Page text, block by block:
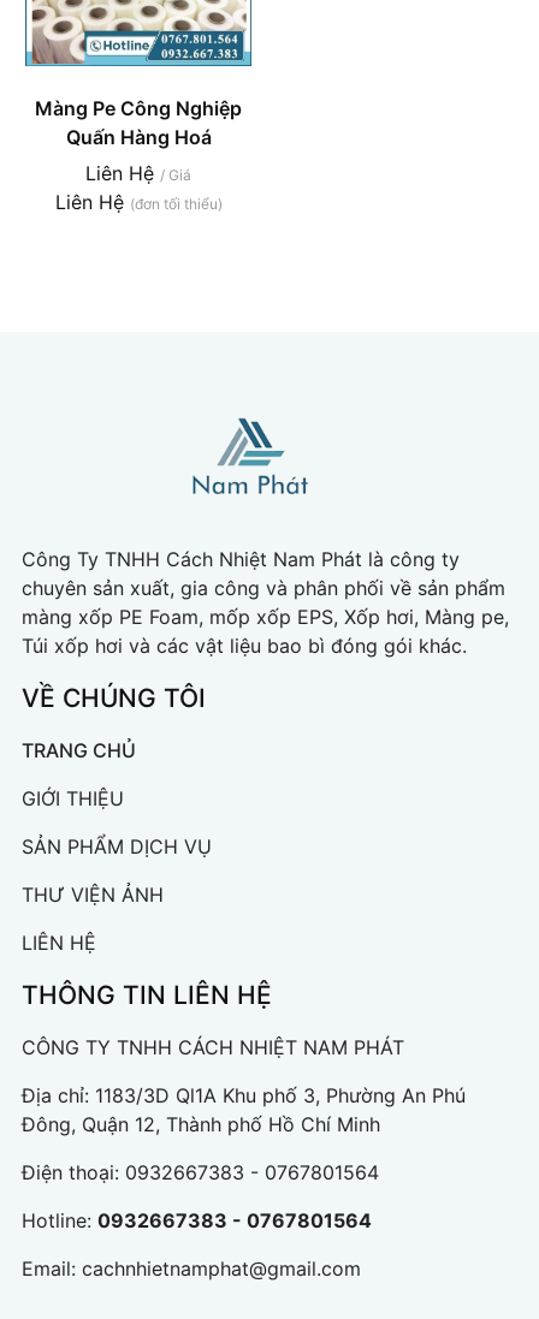
Màng Pe Công Nghiệp
Quấn Hàng Hoá
Liên Hệ / Giá
Liên Hệ (đơn tối thiểu)
Công Ty TNHH Cách Nhiệt Nam Phát là công ty
chuyên sản xuất, gia công và phân phối về sản phẩm
màng xốp PE Foam, mốp xốp EPS, Xốp hơi, Màng pe,
Túi xốp hơi và các vật liệu bao bì đóng gói khác.
VỀ CHÚNG TÔI
TRANG CHỦ
GIỚI THIỆU
SẢN PHẨM DỊCH VỤ
THƯ VIỆN ẢNH
LIÊN HỆ
THÔNG TIN LIÊN HỆ
CÔNG TY TNHH CÁCH NHIỆT NAM PHÁT
Địa chỉ: 1183/3D Ql1A Khu phố 3, Phường An Phú
Đông, Quận 12, Thành phố Hồ Chí Minh
Điện thoại: 0932667383 - 0767801564
Hotline: 0932667383 - 0767801564
Email: cachnhietnamphat@gmail.com